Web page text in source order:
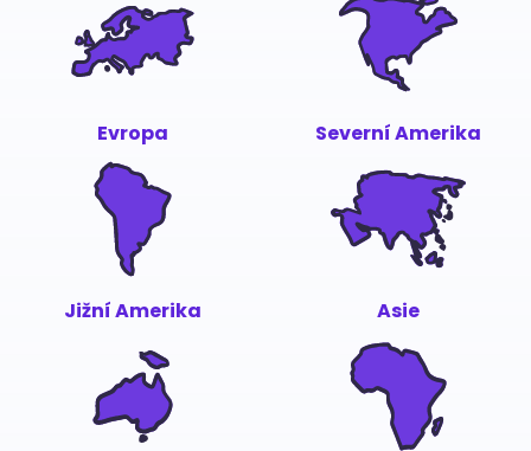
Evropa Severní Amerika
Jižní Amerika Asie